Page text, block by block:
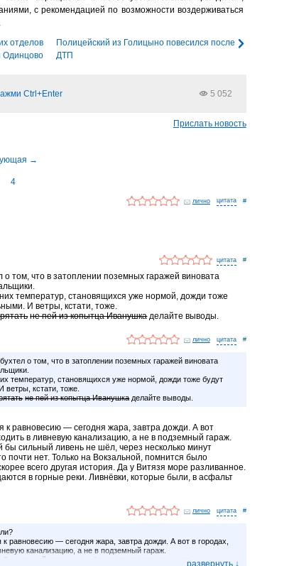
с рекомендацией по возможности воздерживаться
отделов
Одинцово
Полицейский из Голицыно повесился после
ДТП
Ctrl+Enter 5 052
Прислать новость
4
лично #
#
о том, что в затоплении поземных гаражей виновата
температур, становящихся уже нормой, дожди тоже
И ветры, кстати, тоже.
не пей из копытца Иванушкаделайте выводы.
лично #
о том, что в затоплении поземных гаражей виновата
температур, становящихся уже нормой, дожди тоже будут
кстати, тоже.
не пей из копытца Иванушкаделайте выводы.
к равновесию — сегодня жара, завтра дожди. А вот
в ливневую канализацию, а не в подземный гараж.
бы сильный ливень не шёл, через несколько минут
почти нет. Только на Вокзальной, помнится было
всего другая история. Да у Витязя море разливанное.
в горные реки. Ливнёвки, которые были, в асфальт
лично #
равновесию — сегодня жара, завтра дожди. А вот в городах,
канализацию, а не в подземный гараж.
сильный ливень не шёл, через несколько минут